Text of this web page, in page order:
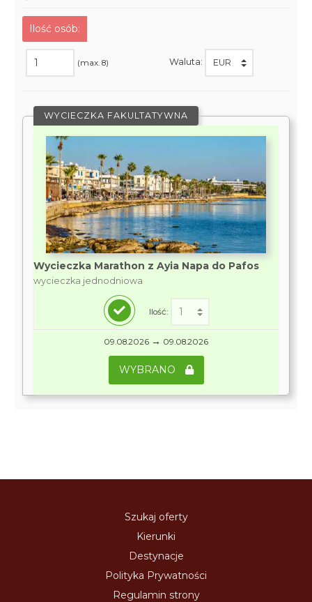
Ilość osób:
(max. 8) Waluta:
WYCIECZKA FAKULTATYWNA
Wycieczka Marathon z Ayia Napa do Pafos
wycieczka jednodniowa
Ilość:
09.08.2026 → 09.08.2026
WYBRANO
Szukaj oferty
Kierunki
Destynacje
Polityka Prywatności
Regulamin strony